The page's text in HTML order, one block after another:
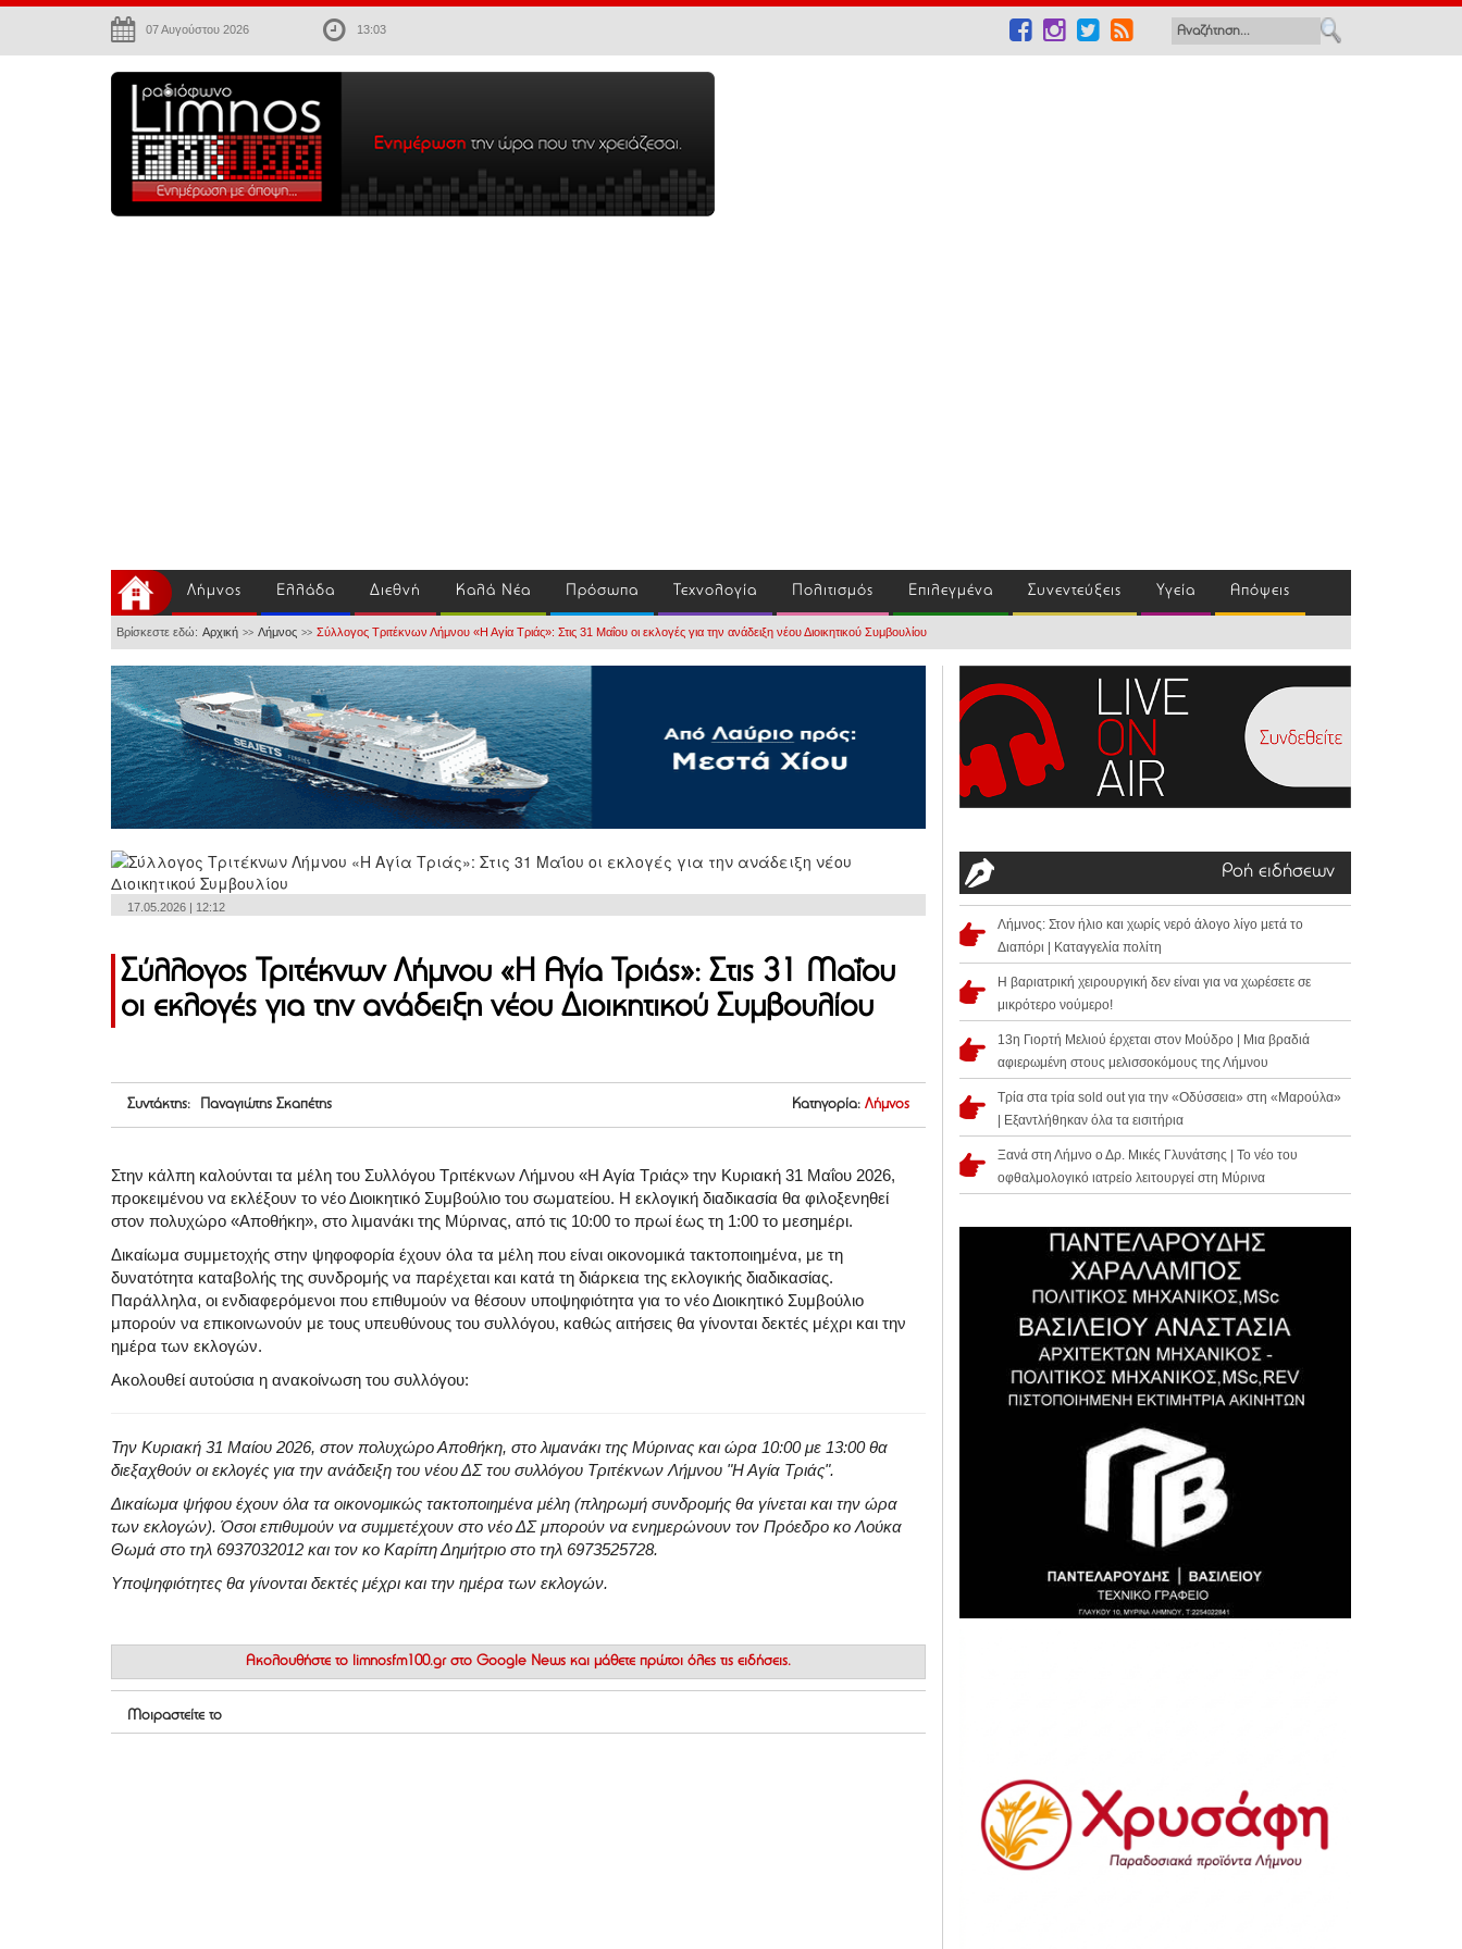
07 Αυγούστου 2026 13:03
Λήμνος Ελλάδα Διεθνή Καλά Νέα Πρόσωπα Τεχνολογία Πολιτισμός Επιλεγμένα Συνεντεύξεις Υγεία Απόψεις
Βρίσκεστε εδώ: Αρχική >> Λήμνος >> Σύλλογος Τριτέκνων Λήμνου «Η Αγία Τριάς»: Στις 31 Μαΐου οι εκλογές για την ανάδειξη νέου Διοικητικού Συμβουλίου
17.05.2026 | 12:12
Σύλλογος Τριτέκνων Λήμνου «Η Αγία Τριάς»: Στις 31 Μαΐου
οι εκλογές για την ανάδειξη νέου Διοικητικού Συμβουλίου
Συντάκτης: Παναγιώτης Σκαπέτης Κατηγορία: Λήμνος
Στην κάλπη καλούνται τα μέλη του Συλλόγου Τριτέκνων Λήμνου «Η Αγία Τριάς» την Κυριακή 31 Μαΐου 2026,
προκειμένου να εκλέξουν το νέο Διοικητικό Συμβούλιο του σωματείου. Η εκλογική διαδικασία θα φιλοξενηθεί
στον πολυχώρο «Αποθήκη», στο λιμανάκι της Μύρινας, από τις 10:00 το πρωί έως τη 1:00 το μεσημέρι.
Δικαίωμα συμμετοχής στην ψηφοφορία έχουν όλα τα μέλη που είναι οικονομικά τακτοποιημένα, με τη
δυνατότητα καταβολής της συνδρομής να παρέχεται και κατά τη διάρκεια της εκλογικής διαδικασίας.
Παράλληλα, οι ενδιαφερόμενοι που επιθυμούν να θέσουν υποψηφιότητα για το νέο Διοικητικό Συμβούλιο
μπορούν να επικοινωνούν με τους υπευθύνους του συλλόγου, καθώς αιτήσεις θα γίνονται δεκτές μέχρι και την
ημέρα των εκλογών.
Ακολουθεί αυτούσια η ανακοίνωση του συλλόγου:
Την Κυριακή 31 Μαίου 2026, στον πολυχώρο Αποθήκη, στο λιμανάκι της Μύρινας και ώρα 10:00 με 13:00 θα
διεξαχθούν οι εκλογές για την ανάδειξη του νέου ΔΣ του συλλόγου Τριτέκνων Λήμνου "Η Αγία Τριάς".
Δικαίωμα ψήφου έχουν όλα τα οικονομικώς τακτοποιημένα μέλη (πληρωμή συνδρομής θα γίνεται και την ώρα
των εκλογών). Όσοι επιθυμούν να συμμετέχουν στο νέο ΔΣ μπορούν να ενημερώνουν τον Πρόεδρο κο Λούκα
Θωμά στο τηλ 6937032012 και τον κο Καρίπη Δημήτριο στο τηλ 6973525728.
Υποψηφιότητες θα γίνονται δεκτές μέχρι και την ημέρα των εκλογών.
Ακολουθήστε το limnosfm100.gr στο Google News και μάθετε πρώτοι όλες τις ειδήσεις.
Μοιραστείτε το
Ροή ειδήσεων
Λήμνος: Στον ήλιο και χωρίς νερό άλογο λίγο μετά το
Διαπόρι | Καταγγελία πολίτη
Η βαριατρική χειρουργική δεν είναι για να χωρέσετε σε
μικρότερο νούμερο!
13η Γιορτή Μελιού έρχεται στον Μούδρο | Μια βραδιά
αφιερωμένη στους μελισσοκόμους της Λήμνου
Τρία στα τρία sold out για την «Οδύσσεια» στη «Μαρούλα»
| Εξαντλήθηκαν όλα τα εισιτήρια
Ξανά στη Λήμνο ο Δρ. Μικές Γλυνάτσης | Το νέο του
οφθαλμολογικό ιατρείο λειτουργεί στη Μύρινα